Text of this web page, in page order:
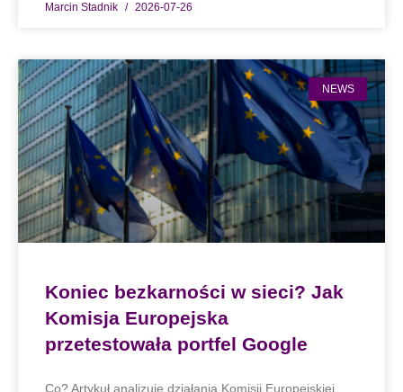
Marcin Stadnik 2026-07-26
NEWS
Koniec bezkarności w sieci? Jak
Komisja Europejska
przetestowała portfel Google
Co? Artykuł analizuje działania Komisji Europejskiej